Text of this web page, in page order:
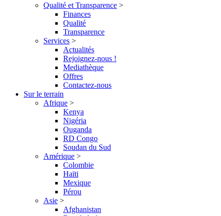
Qualité et Transparence >
Finances
Qualité
Transparence
Services >
Actualités
Rejoignez-nous !
Mediathèque
Offres
Contactez-nous
Sur le terrain
Afrique >
Kenya
Nigéria
Ouganda
RD Congo
Soudan du Sud
Amérique >
Colombie
Haïti
Mexique
Pérou
Asie >
Afghanistan